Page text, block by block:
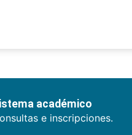
académico
e inscripciones.